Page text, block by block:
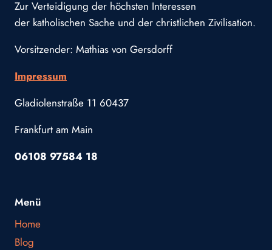
Zur Verteidigung der höchsten Interessen
der katholischen Sache und der christlichen Zivilisation.
Vorsitzender: Mathias von Gersdorff
Impressum
Gladiolenstraße 11 60437
Frankfurt am Main
06108 97584 18
Menü
Home
Blog